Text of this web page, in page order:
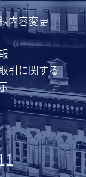
内容変更
引に関する